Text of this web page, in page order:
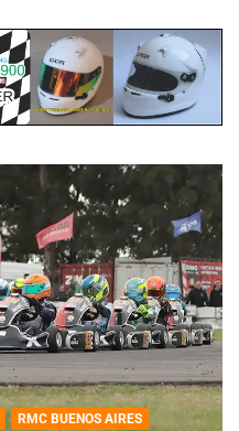
RMC BUENOS AIRES